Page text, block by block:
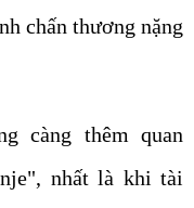
chấn thương nặng
càng thêm quan
nhất là khi tài